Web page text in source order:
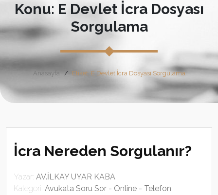
Konu: E Devlet İcra Dosyası
Sorgulama
Anasayfa Etiket: E Devlet İcra Dosyası Sorgulama
İcra Nereden Sorgulanır?
Yazar: AV.İLKAY UYAR KABA
Kategori: Avukata Soru Sor - Online - Telefon